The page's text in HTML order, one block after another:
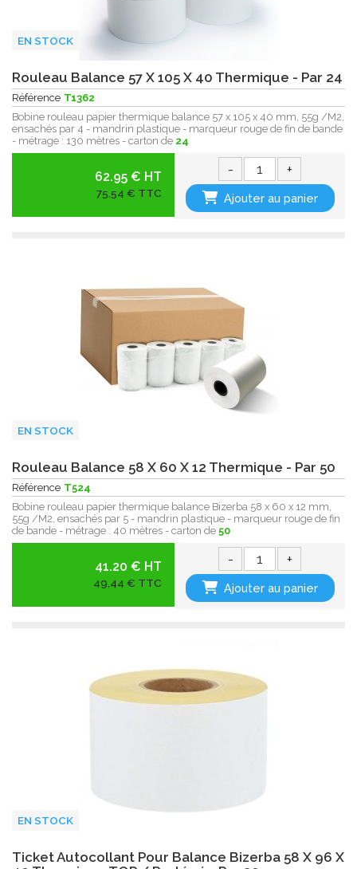
EN STOCK
Rouleau Balance 57 X 105 X 40 Thermique - Par 24
Référence T1362
Bobine rouleau papier thermique balance 57 x 105 x 40 mm, 55g /M2,
ensachés par 4 - mandrin plastique - marqueur rouge de fin de bande
- métrage : 130 mètres - carton de 24
62.95 € HT
75,54 € TTC
- +
Ajouter au panier
EN STOCK
Rouleau Balance 58 X 60 X 12 Thermique - Par 50
Référence T524
Bobine rouleau papier thermique balance Bizerba 58 x 60 x 12 mm,
55g /M2, ensachés par 5 - mandrin plastique - marqueur rouge de fin
de bande - métrage : 40 mètres - carton de 50
41.20 € HT
49,44 € TTC
- +
Ajouter au panier
EN STOCK
Ticket Autocollant Pour Balance Bizerba 58 X 96 X